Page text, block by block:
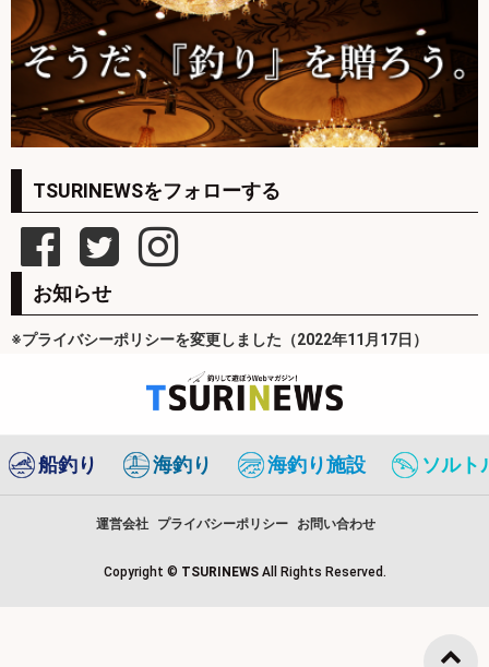
TSURINEWSをフォローする
お知らせ
※プライバシーポリシーを変更しました（2022年11月17日）
船釣り 海釣り 海釣り施設 ソルト
運営会社 プライバシーポリシー お問い合わせ
Copyright © TSURINEWS All Rights Reserved.